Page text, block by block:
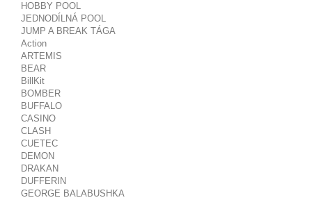
HOBBY POOL
JEDNODÍLNÁ POOL
JUMP A BREAK TÁGA
Action
ARTEMIS
BEAR
BillKit
BOMBER
BUFFALO
CASINO
CLASH
CUETEC
DEMON
DRAKAN
DUFFERIN
GEORGE BALABUSHKA